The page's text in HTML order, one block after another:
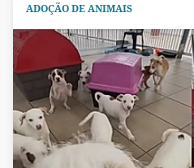
ADOÇÃO DE ANIMAIS